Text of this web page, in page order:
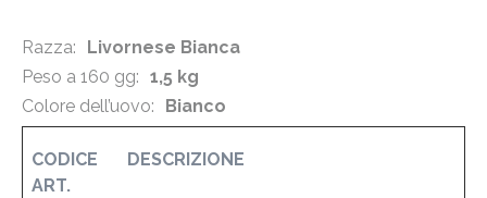
Razza:
Livornese Bianca
Peso a 160 gg: 1,5 kg
Colore dell’uovo:
Bianco
CODICE
ART.
DESCRIZIONE